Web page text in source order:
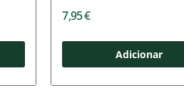
7,95 €
Adicionar